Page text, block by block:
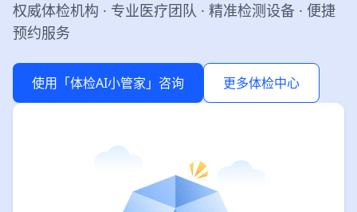
权威体检机构 · 专业医疗团队 · 精准检测设备 · 便捷
预约服务
使用「体检AI小管家」咨询 更多体检中心